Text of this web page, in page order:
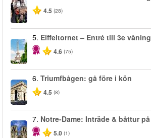
4.5 (28)
5. Eiffeltornet – Entré till 3e
4.6 (75)
6. Triumfbågen: gå före i kön
4.5 (8)
7. Notre-Dame: Inträde & båttur
5.0 (1)